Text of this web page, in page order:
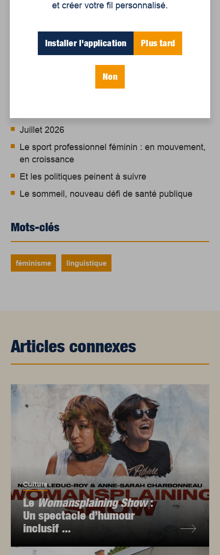
Juillet 2026
Le sport professionnel féminin : en mouvement,
en croissance
Et les politiques peinent à suivre
Le sommeil, nouveau défi de santé publique
Mots-clés
féminisme linguistique
Articles connexes
Culture
LeWomansplaining Show:
Un spectacle d’humour
inclusif ...
et créer votre fil personnalisé.
Installer l'application Plus tard
Non